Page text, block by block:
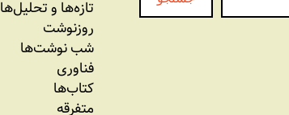
تازه‌‌ها و تحلیل‌ها
روزنوشت
شب نوشت‌ها
فناوری
کتاب‌ها
متفرقه